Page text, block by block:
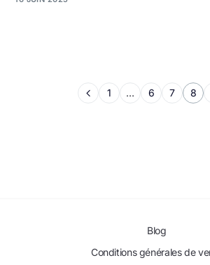
1 … 6 7 8
Blog
Conditions générales de
Contactez-nous